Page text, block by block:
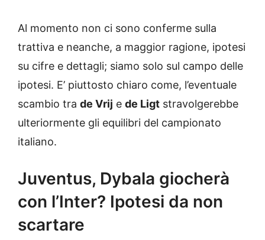
Al momento non ci sono conferme sulla
trattiva e neanche, a maggior ragione, ipotesi
su cifre e dettagli; siamo solo sul campo delle
ipotesi. E’ piuttosto chiaro come, l’eventuale
scambio tra de Vrij e de Ligt stravolgerebbe
ulteriormente gli equilibri del campionato
italiano.
Juventus, Dybala giocherà
con l’Inter? Ipotesi da non
scartare